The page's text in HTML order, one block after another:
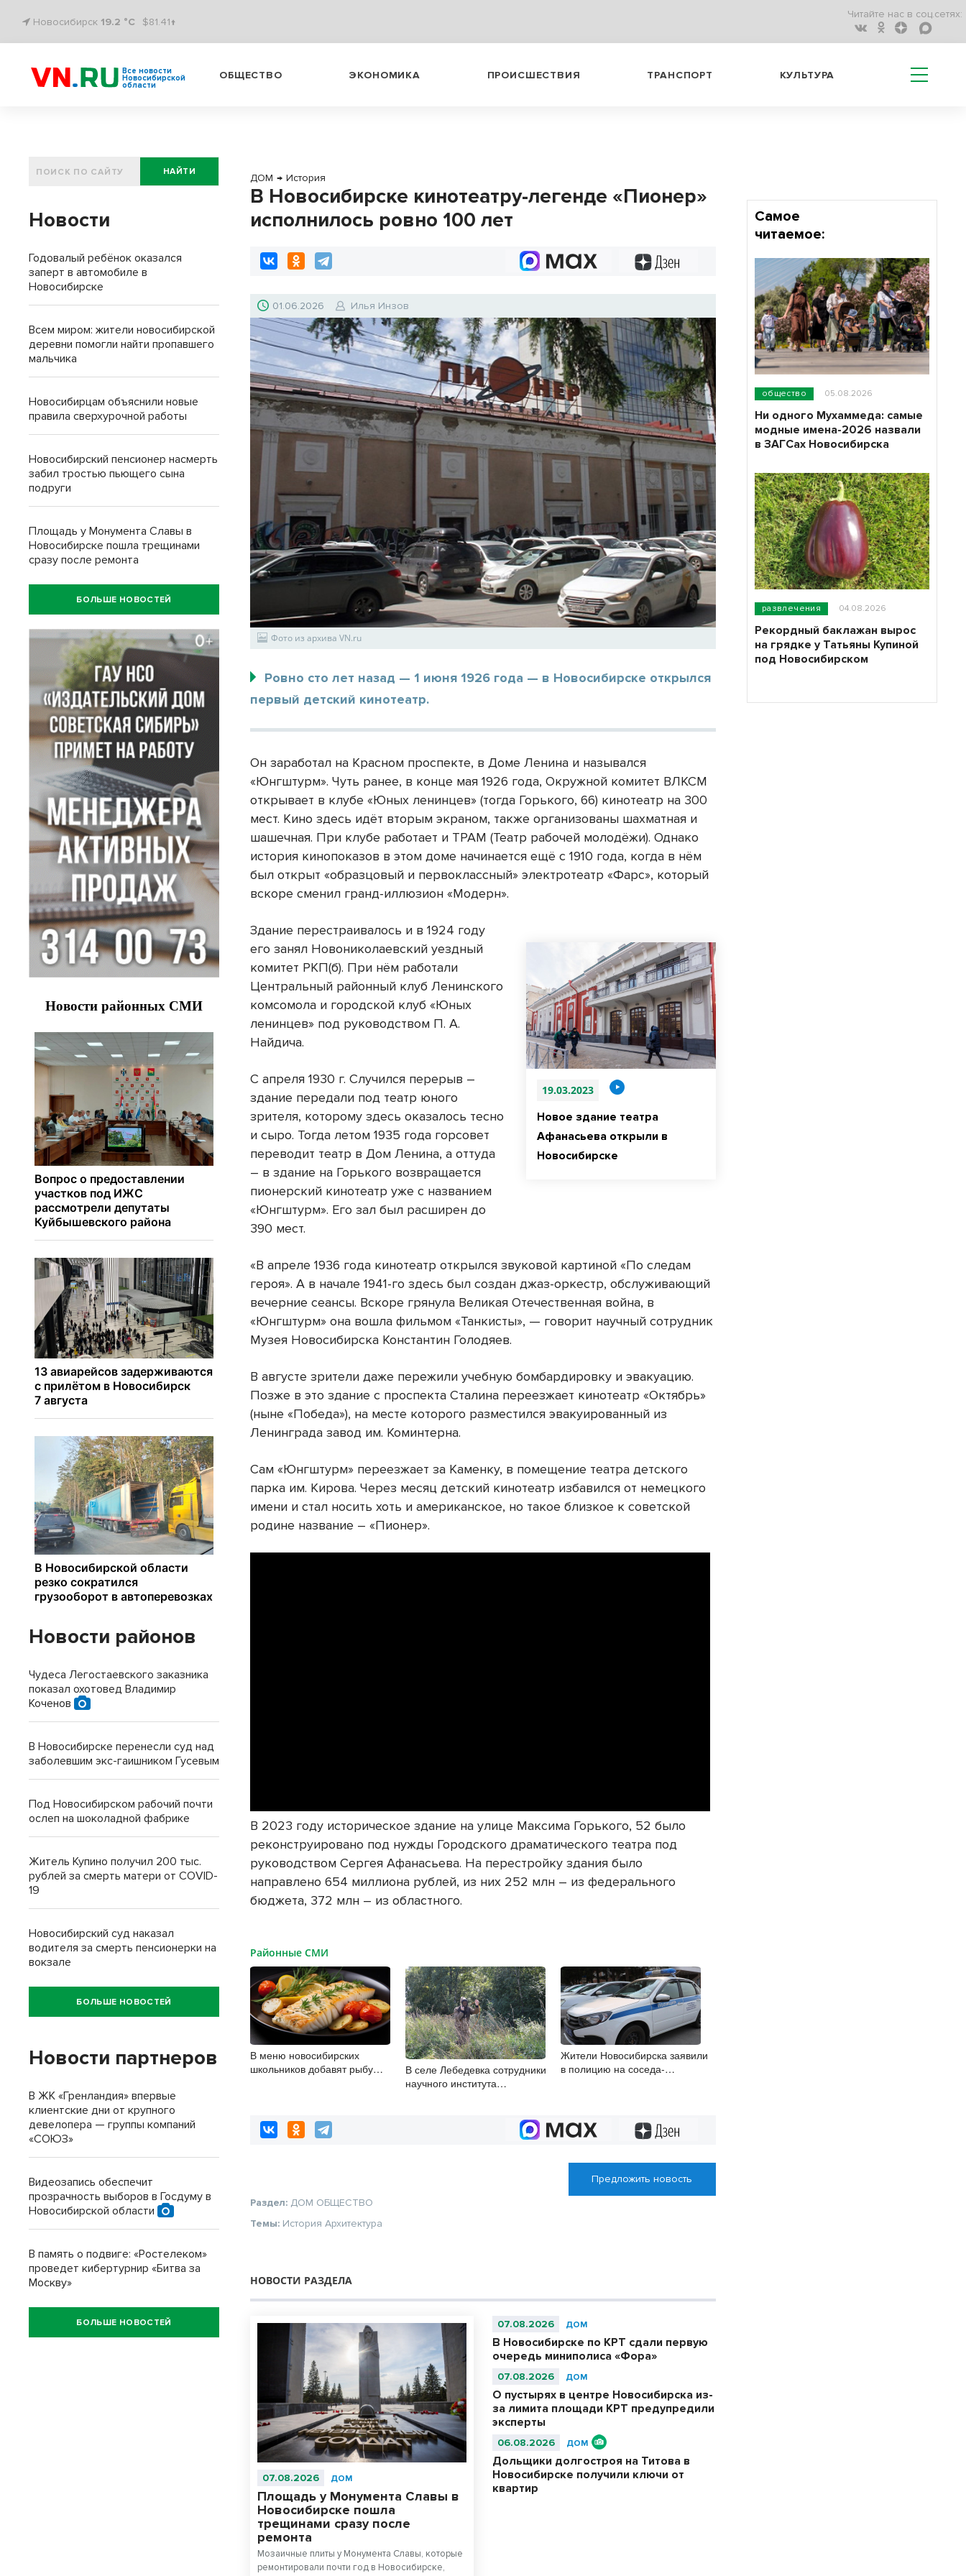
Новосибирск 19.2 °C $81.41↑
Читайте нас в соц.сетях:
Все новости
Новосибирской
области
ОБЩЕСТВО ЭКОНОМИКА ПРОИСШЕСТВИЯ ТРАНСПОРТ КУЛЬТУРА
ДОМ → История
В Новосибирске кинотеатру-легенде «Пионер»
исполнилось ровно 100 лет
01.06.2026 Илья Инзов
Фото из архива VN.ru
Ровно сто лет назад — 1 июня 1926 года — в Новосибирске открылся
первый детский кинотеатр.
Он заработал на Красном проспекте, в Доме Ленина и назывался
«Юнгштурм». Чуть ранее, в конце мая 1926 года, Окружной комитет ВЛКСМ
открывает в клубе «Юных ленинцев» (тогда Горького, 66) кинотеатр на 300
мест. Кино здесь идёт вторым экраном, также организованы шахматная и
шашечная. При клубе работает и ТРАМ (Театр рабочей молодёжи). Однако
история кинопоказов в этом доме начинается ещё с 1910 года, когда в нём
был открыт «образцовый и первоклассный» электротеатр «Фарс», который
вскоре сменил гранд-иллюзион «Модерн».
19.03.2023
Новое здание театра
Афанасьева открыли в
Новосибирске
Здание перестраивалось и в 1924 году
его занял Новониколаевский уездный
комитет РКП(б). При нём работали
Центральный районный клуб Ленинского
комсомола и городской клуб «Юных
ленинцев» под руководством П. А.
Найдича.
С апреля 1930 г. Случился перерыв –
здание передали под театр юного
зрителя, которому здесь оказалось тесно
и сыро. Тогда летом 1935 года горсовет
переводит театр в Дом Ленина, а оттуда
– в здание на Горького возвращается
пионерский кинотеатр уже с названием
«Юнгштурм». Его зал был расширен до
390 мест.
«В апреле 1936 года кинотеатр открылся звуковой картиной «По следам
героя». А в начале 1941-го здесь был создан джаз-оркестр, обслуживающий
вечерние сеансы. Вскоре грянула Великая Отечественная война, в
«Юнгштурм» она вошла фильмом «Танкисты», — говорит научный сотрудник
Музея Новосибирска Константин Голодяев.
В августе зрители даже пережили учебную бомбардировку и эвакуацию.
Позже в это здание с проспекта Сталина переезжает кинотеатр «Октябрь»
(ныне «Победа»), на месте которого разместился эвакуированный из
Ленинграда завод им. Коминтерна.
Сам «Юнгштурм» переезжает за Каменку, в помещение театра детского
парка им. Кирова. Через месяц детский кинотеатр избавился от немецкого
имени и стал носить хоть и американское, но такое близкое к советской
родине название – «Пионер».
В 2023 году историческое здание на улице Максима Горького, 52 было
реконструировано под нужды Городского драматического театра под
руководством Сергея Афанасьева. На перестройку здания было
направлено 654 миллиона рублей, из них 252 млн – из федерального
бюджета, 372 млн – из областного.
Районные СМИ
В меню новосибирских
школьников добавят рыбу
В селе Лебедевка сотрудники
научного института
Жители Новосибирска заявили
в полицию на соседа-
Предложить новость
Раздел: ДОМ ОБЩЕСТВО
Темы: История Архитектура
НОВОСТИ РАЗДЕЛА
07.08.2026 ДОМ
Площадь у Монумента Славы в
Новосибирске пошла
трещинами сразу после
ремонта
Мозаичные плиты у Монумента Славы, которые
ремонтировали почти год в Новосибирске,
07.08.2026 ДОМ
В Новосибирске по КРТ сдали первую
очередь миниполиса «Фора»
07.08.2026 ДОМ
О пустырях в центре Новосибирска из-
за лимита площади КРТ предупредили
эксперты
06.08.2026 ДОМ
Дольщики долгостроя на Титова в
Новосибирске получили ключи от
квартир
НАЙТИ
Новости
Годовалый ребёнок оказался
заперт в автомобиле в
Новосибирске
Всем миром: жители новосибирской
деревни помогли найти пропавшего
мальчика
Новосибирцам объяснили новые
правила сверхурочной работы
Новосибирский пенсионер насмерть
забил тростью пьющего сына
подруги
Площадь у Монумента Славы в
Новосибирске пошла трещинами
сразу после ремонта
БОЛЬШЕ НОВОСТЕЙ
Новости районов
Чудеса Легостаевского заказника
показал охотовед Владимир
Коченов
В Новосибирске перенесли суд над
заболевшим экс-гаишником Гусевым
Под Новосибирском рабочий почти
ослеп на шоколадной фабрике
Житель Купино получил 200 тыс.
рублей за смерть матери от COVID-
19
Новосибирский суд наказал
водителя за смерть пенсионерки на
вокзале
БОЛЬШЕ НОВОСТЕЙ
Новости партнеров
В ЖК «Гренландия» впервые
клиентские дни от крупного
девелопера — группы компаний
«СОЮЗ»
Видеозапись обеспечит
прозрачность выборов в Госдуму в
Новосибирской области
В память о подвиге: «Ростелеком»
проведет кибертурнир «Битва за
Москву»
БОЛЬШЕ НОВОСТЕЙ
Самое
читаемое:
общество 05.08.2026
Ни одного Мухаммеда: самые
модные имена-2026 назвали
в ЗАГСах Новосибирска
развлечения 04.08.2026
Рекордный баклажан вырос
на грядке у Татьяны Купиной
под Новосибирском